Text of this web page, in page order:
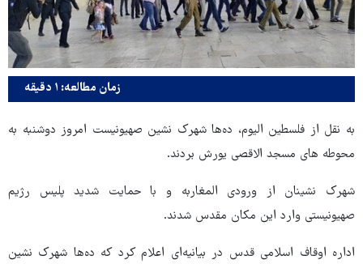
زمان مطالعه: ۱ دقیقه
به نقل از فلسطین الیوم، ده‌ها شهرک نشین صهیونیست امروز دوشنبه به
محوطه های مسجد الاقصی یورش بردند.
شهرک نشینان از ورودی المغاربه و با حمایت شدید پلیس رژیم
صهیونیستی وارد این مکان مقدس شدند.
اداره اوقاف اسلامی قدس در بیانیه‌ای اعلام کرد که ده‌ها شهرک نشین